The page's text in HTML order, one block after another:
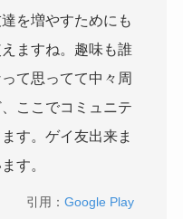
を増やすためにも
ますね。趣味も誰
て思ってて中々周
ここでコミュニテ
す。ゲイ友出来ま
す。
引用：Google Play